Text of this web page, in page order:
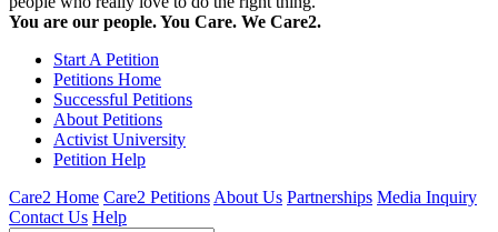
You are our people. You Care. We Care2.
Start A Petition
Petitions Home
Successful Petitions
About Petitions
Activist University
Petition Help
Care2 Home Care2 PetitionsAbout Us Partnerships Media Inquiry
Contact Us Help